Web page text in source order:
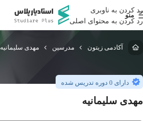
رد کردن به ناوبری
رد کردن به محتوای اصلی
منو
آکادمی زیتون مدرسین مهدی سلیمانیه
دارای 0 دوره تدریس شده
مهدی سلیمانیه